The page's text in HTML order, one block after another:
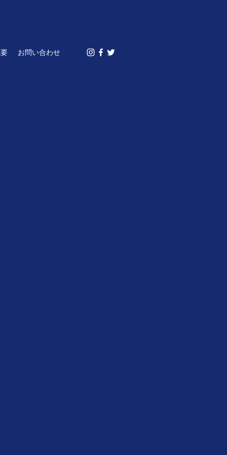
お問い合わせ